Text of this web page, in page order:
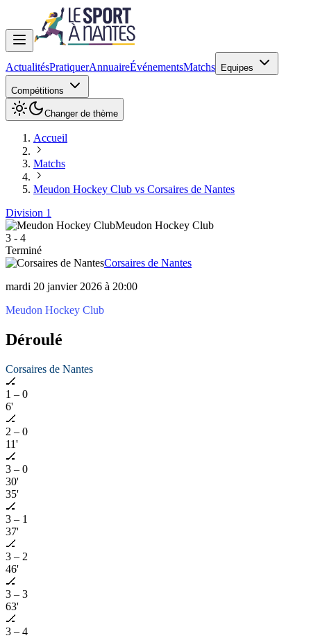
ActualitésPratiquerAnnuaireÉvénementsMatchs Equipes
Compétitions
Changer de thème
Accueil
Matchs
Meudon Hockey Club vs Corsaires de Nantes
Division 1
Meudon Hockey Club
3 - 4
Terminé
Corsaires de Nantes
mardi 20 janvier 2026 à 20:00
Meudon Hockey Club
Déroulé
Corsaires de Nantes
🏒
1 – 0
6'
🏒
2 – 0
11'
🏒
3 – 0
30'
35'
🏒
3 – 1
37'
🏒
3 – 2
46'
🏒
3 – 3
63'
🏒
3 – 4